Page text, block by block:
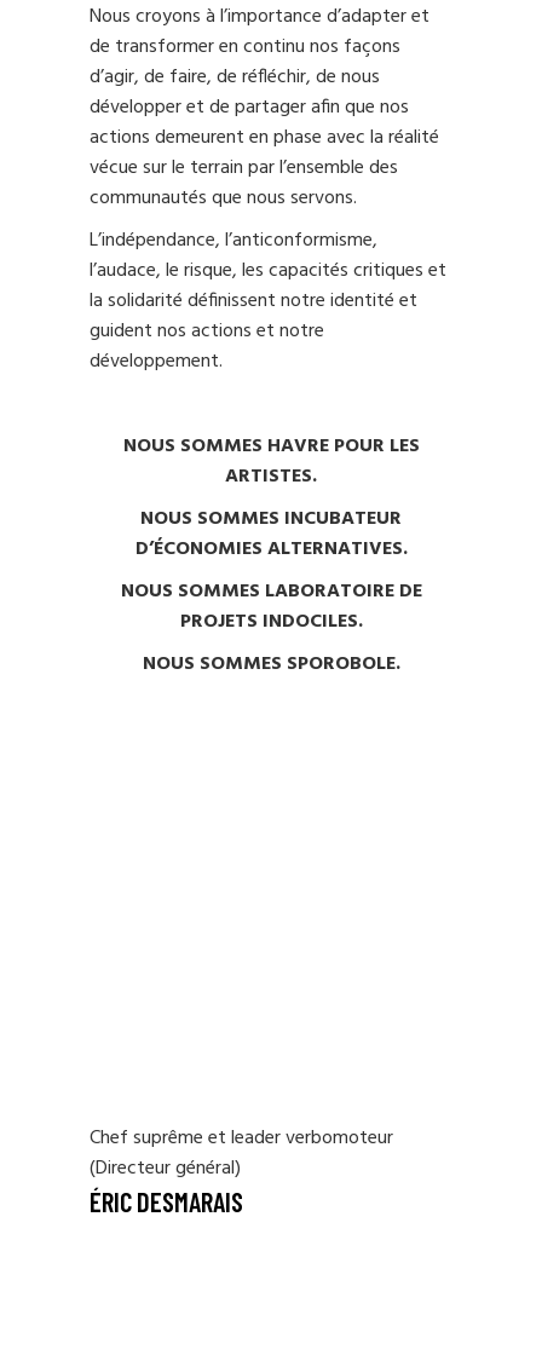
Nous croyons à l’importance d’adapter et
de transformer en continu nos façons
d’agir, de faire, de réfléchir, de nous
développer et de partager afin que nos
actions demeurent en phase avec la réalité
vécue sur le terrain par l’ensemble des
communautés que nous servons.
L’indépendance, l’anticonformisme,
l’audace, le risque, les capacités critiques et
la solidarité définissent notre identité et
guident nos actions et notre
développement.
NOUS SOMMES HAVRE POUR LES
ARTISTES.
NOUS SOMMES INCUBATEUR
D’ÉCONOMIES ALTERNATIVES.
NOUS SOMMES LABORATOIRE DE
PROJETS INDOCILES.
NOUS SOMMES SPOROBOLE.
Chef suprême et leader verbomoteur
(Directeur général)
ÉRIC DESMARAIS